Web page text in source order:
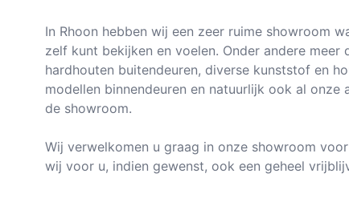
In Rhoon hebben wij een zeer ruime showroom
zelf kunt bekijken en voelen. Onder andere meer
hardhouten buitendeuren, diverse kunststof en
modellen binnendeuren en natuurlijk ook al onze
de showroom.
Wij verwelkomen u graag in onze showroom
wij voor u, indien gewenst, ook een geheel